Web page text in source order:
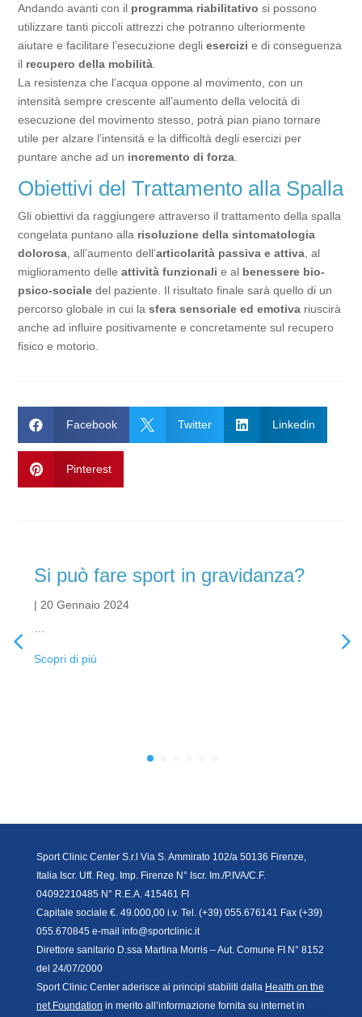
Andando avanti con il programma riabilitativo si possono
utilizzare tanti piccoli attrezzi che potranno ulteriormente
aiutare e facilitare l’esecuzione degliesercizi e di conseguenza
il recupero della mobilità
La resistenza che l’acqua oppone al movimento, con un
intensità sempre crescente all’aumento della velocità di
esecuzione del movimento stesso, potrà pian piano tornare
utile per alzare l’intensità e la difficoltà degli esercizi per
puntare anche ad un incremento di forza
Obiettivi del Trattamento alla Spalla
Gli obiettivi da raggiungere attraverso il trattamento della spalla
congelata puntano alla risoluzione della sintomatologia
dolorosa , all’aumento dell’articolarità passiva e attiva , al
miglioramento delleattività funzionali e al benessere bio-
psico-sociale del paziente. Il risultato finale sarà quello di un
percorso globale in cui lasfera sensoriale ed emotiva riuscirà
anche ad influire positivamente e concretamente sul recupero
fisico e motorio.
 Facebook  Twitter  Linkedin
 Pinterest
Si può fare sport in gravidanza?
| 20 Gennaio 2024
Scopri di più
Sport Clinic Center S.r.l Via S. Ammirato 102/a 50136 Firenze,
Italia Iscr. Uff. Reg. Imp. Firenze N° Iscr. Im./P.IVA/C.F.
04092210485 N° R.E.A. 415461 FI
Capitale sociale €. 49.000,00 i.v. Tel. (+39) 055.676141 Fax (+39)
055.670845 e-mail info@sportclinic.it
Direttore sanitario D.ssa Martina Morris – Aut. Comune FI N° 8152
del 24/07/2000
Sport Clinic Center aderisce ai principi stabiliti dalla Health on the
net Foundation in merito all’informazione fornita su internet in